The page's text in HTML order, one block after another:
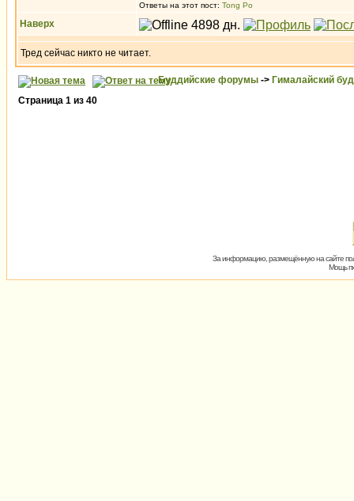
Ответы на этот пост: Tong Po
Наверх
Тред сейчас никто не читает.
Буддийские форумы -> Гималайский
Страница 1 из 40
За информацию, размещённую на сайте
Мощь